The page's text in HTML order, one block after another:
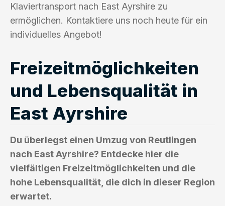
Klaviertransport nach East Ayrshire zu
ermöglichen. Kontaktiere uns noch heute für ein
individuelles Angebot!
Freizeitmöglichkeiten
und Lebensqualität in
East Ayrshire
Du überlegst einen Umzug von Reutlingen
nach East Ayrshire? Entdecke hier die
vielfältigen Freizeitmöglichkeiten und die
hohe Lebensqualität, die dich in dieser Region
erwartet.